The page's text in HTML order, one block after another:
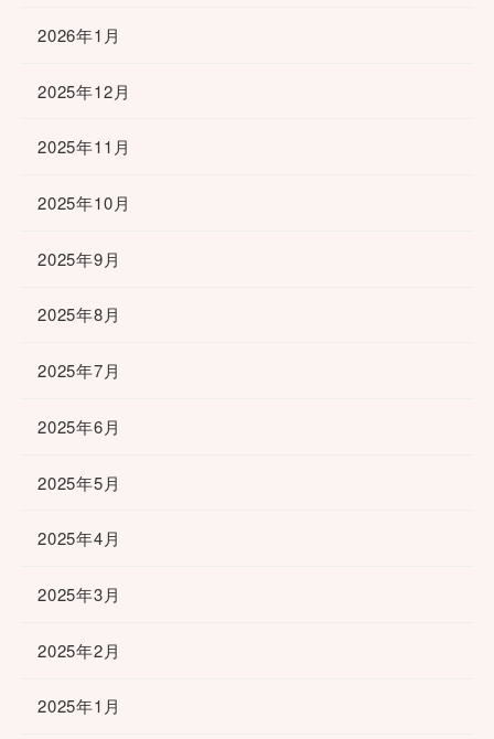
2026年1月
2025年12月
2025年11月
2025年10月
2025年9月
2025年8月
2025年7月
2025年6月
2025年5月
2025年4月
2025年3月
2025年2月
2025年1月